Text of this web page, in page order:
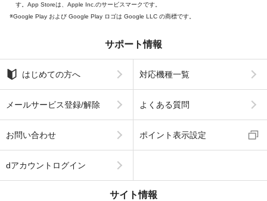
す。App Storeは、Apple Inc.のサービスマークです。
Google Play および Google Play ロゴは Google LLC の商標です。
サポート情報
はじめての方へ 対応機種一覧
メールサービス登録/解除 よくある質問
お問い合わせ ポイント表示設定
dアカウントログイン
サイト情報